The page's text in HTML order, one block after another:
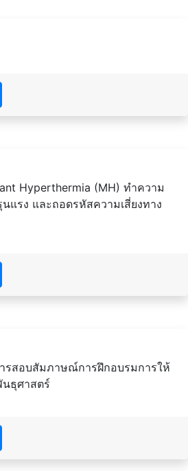
Hyperthermia (MH) ทำความ
แรง และถอดรหัสความเสี่ยงทาง
รสอบสัมภาษณ์การฝึกอบรมการให้
ธุศาสตร์